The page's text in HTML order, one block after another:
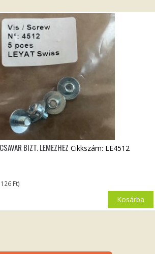
BIZT. LEMEZHEZ
Ft)
Cikkszám: LE4512
Kosárba